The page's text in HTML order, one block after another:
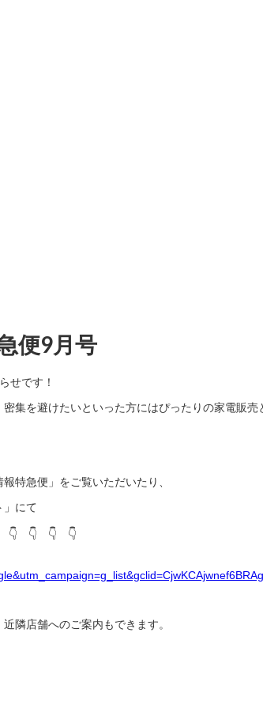
便9月号
せです！
集を避けたいといった方にはぴったりの家電販売
特急便」をご覧いただいたり、
」にて
👇 👇 👇
隣店舗へのご案内もできます。